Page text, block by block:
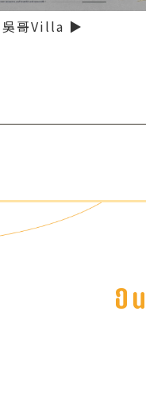
吳哥Villa ▶️